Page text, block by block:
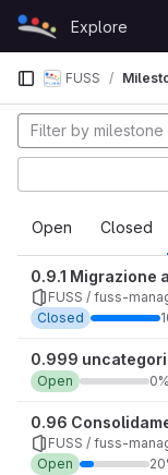
Skip to content
GitLab
Explore
FUSS
Open Closed
0.9.1 Migrazione
FUSS / fuss-
Closed
0.999
Open
0%
0.96
FUSS / fuss-
Open